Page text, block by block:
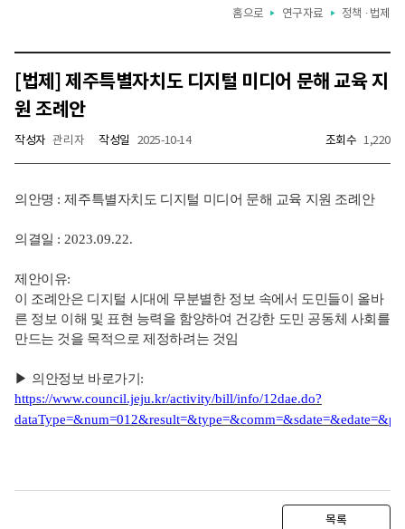
홈으로 ▶ 연구자료 ▶ 정책 ∙ 법제
[법제] 제주특별자치도 디지털 미디어 문해 교육 지
원 조례안
작성자 관리자 작성일 2025-10-14 조회수 1,220
의안명 :제주특별자치도 디지털 미디어 문해 교육 지원 조례안
의결일 : 2023.09.22.
제안이유:
이 조례안은 디지털 시대에 무분별한 정보 속에서 도민들이 올바
른 정보 이해 및 표현 능력을 함양하여 건강한 도민 공동체 사회를
만드는 것을 목적으로 제정하려는 것임
▶ 의안정보 바로가기 :
https://www.council.jeju.kr/activity/bill/info/12dae.do?
목록